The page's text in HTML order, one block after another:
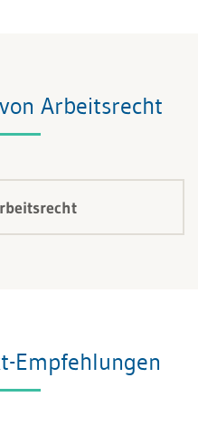
Arbeitsrecht
Empfehlungen